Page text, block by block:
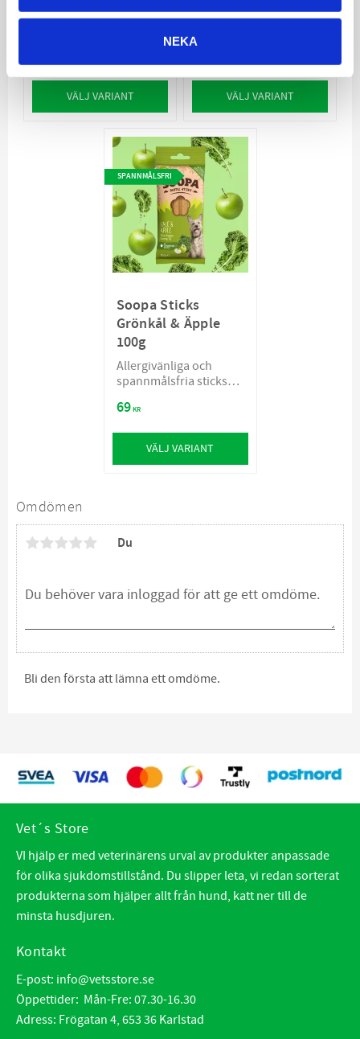
NEKA
Omdömen
Du
Bli den första att lämna ett omdöme.
För att hjälpa till med
VÄLJ VARIANT
sjukdom och
VÄLJ VARIANT
Soopa Sticks
Grönkål & Äpple
100g
Allergivänliga och
spannmålsfria sticks
69KR
SPANNMÅLSFRI
VÄLJ VARIANT
Vet´s Store
VI hjälp er med veterinärens urval av produkter anpassade
för olika sjukdomstillstånd. Du slipper leta, vi redan sorterat
produkterna som hjälper allt från hund, katt ner till de
minsta husdjuren.
Kontakt
E-post: info@vetsstore.se
Öppettider: Mån-Fre: 07.30-16.30
Adress: Frögatan 4, 653 36 Karlstad